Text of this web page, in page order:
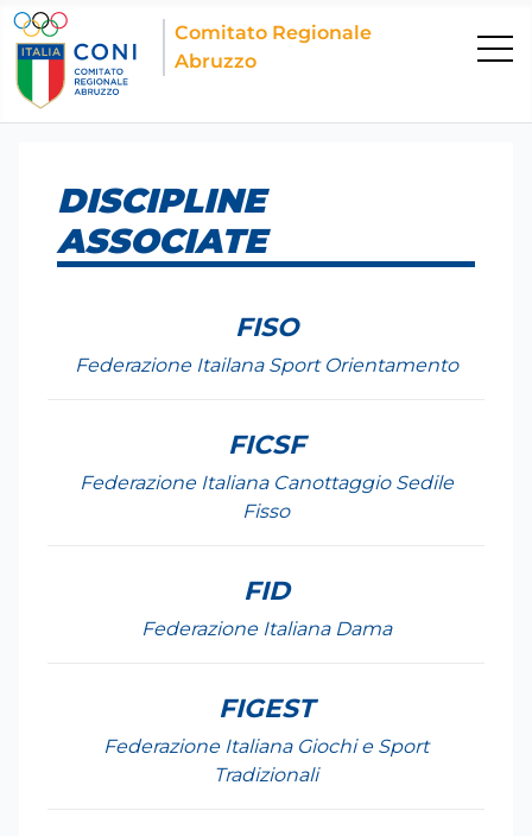
Comitato Regionale
Abruzzo
DISCIPLINE
ASSOCIATE
FISO
Federazione Itailana Sport Orientamento
FICSF
Federazione Italiana Canottaggio Sedile
Fisso
FID
Federazione Italiana Dama
FIGEST
Federazione Italiana Giochi e Sport
Tradizionali